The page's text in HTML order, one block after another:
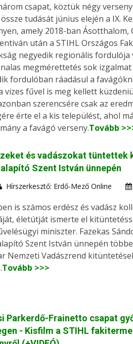
csapat, köztük négy
tudását június elején a IX.
amely 2018-ban Ásotthalom,
után a STIHL Országos
negyedik regionális fordulója
megmérettetés sok
fordulóban ráadásul a
vizes fűvel is meg kellett
szerencsére csak az
érte el a kis települést, ahol
a favágó verseny.Tovább
és vadászokat tüntettek
Szent István ünnepén
Hírszerkesztő: Erdő-Mező Online
is számos erdész és vadász
életútját ismerte el
miniszter. Fazekas
Szent István ünnepén
Nemzeti Vadászrend
Tovább >>>
Parkerdő-Frainetto csapat
- Kisfilm a STIHL